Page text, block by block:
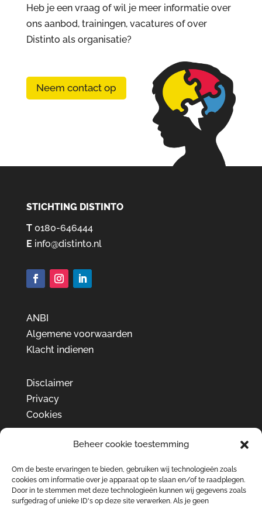
Beheer cookie toestemming
Om de beste ervaringen te bieden, gebruiken wij technologieën zoals
cookies om informatie over je apparaat op te slaan en/of te raadplegen.
Door in te stemmen met deze technologieën kunnen wij gegevens zoals
surfgedrag of unieke ID's op deze site verwerken. Als je geen
Heb je een vraag of wil je meer informatie over
ons aanbod, trainingen, vacatures of over
Distinto als organisatie?
Neem contact op
STICHTING DISTINTO
T0180-646444
E info@distinto.nl
ANBI
Algemene voorwaarden
Klacht indienen
Disclaimer
Privacy
Cookies